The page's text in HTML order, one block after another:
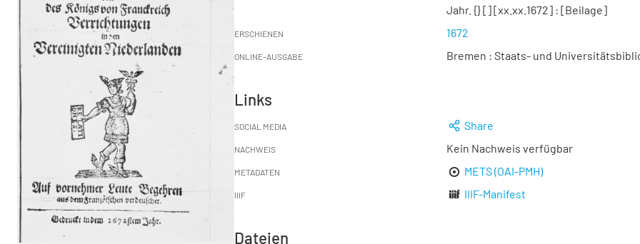
Jahr. {} [] [xx.xx.1672] : [Beilage]
ERSCHIENEN 1672
ONLINE-AUSGABE Bremen : Staats- und
Links
SOCIAL MEDIA Share
NACHWEIS Kein Nachweis verfügbar
METADATEN METS (OAI-PMH)
IIIF IIIF-Manifest
Dateien